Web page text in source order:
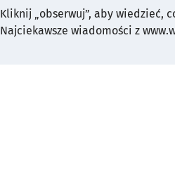
Kliknij „obserwuj”, aby wiedzieć,
Najciekawsze wiadomości z